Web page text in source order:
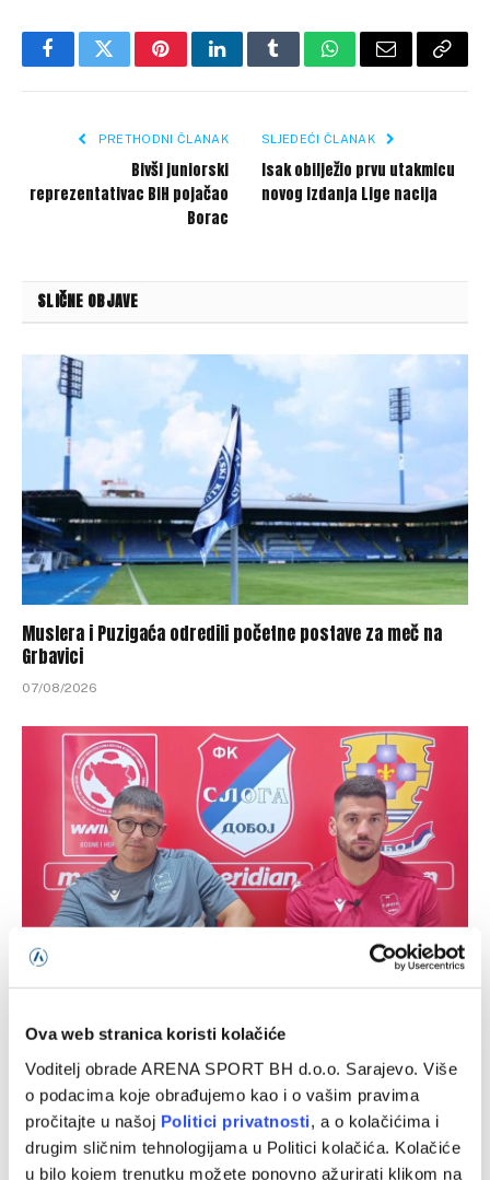
Ova web stranica koristi kolačiće
Voditelj obrade ARENA SPORT BH d.o.o. Sarajevo. Više
o podacima koje obrađujemo kao i o vašim pravima
pročitajte u našoj Politici privatnosti, a o kolačićima i
drugim sličnim tehnologijama u Politici kolačića. Kolačiće
u bilo kojem trenutku možete ponovno ažurirati klikom na
FacebookTwitterPinterestLinkedInTumblrWhatsApp
Email Copy
PRETHODNI ČLANAK
Bivši juniorski
reprezentativac BiH pojačao
Borac
SLJEDEĆI ČLANAK
Isak obilježio prvu utakmicu
novog izdanja Lige nacija
SLIČNE OBJAVE
Muslera i Puzigaća odredili početne postave za meč na
Grbavici
07/08/2026
pravo da ih potcijenimo
07/08/2026